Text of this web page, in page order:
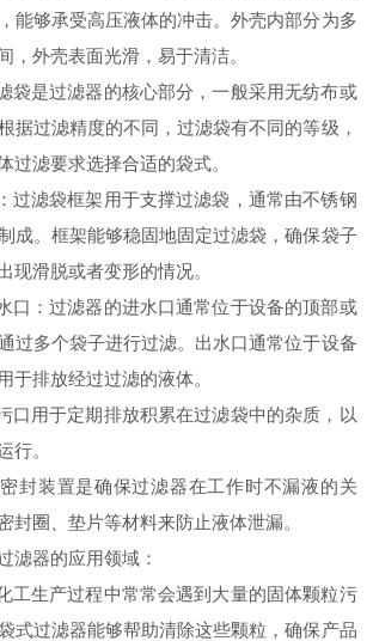
能够承受高压液体的冲击。外壳内部分为多
，外壳表面光滑，易于清洁。
是过滤器的核心部分，一般采用无纺布或
据过滤精度的不同，过滤袋有不同的等级，
过滤要求选择合适的袋式。
滤袋框架用于支撑过滤袋，通常由不锈钢
成。框架能够稳固地固定过滤袋，确保袋子
现滑脱或者变形的情况。
：过滤器的进水口通常位于设备的顶部或
过多个袋子进行过滤。出水口通常位于设备
于排放经过过滤的液体。
用于定期排放积累在过滤袋中的杂质，以
行。
装置是确保过滤器在工作时不漏液的关
封圈、垫片等材料来防止液体泄漏。
器的应用领域：
生产过程中常常会遇到大量的固体颗粒污
式过滤器能够帮助清除这些颗粒，确保产品